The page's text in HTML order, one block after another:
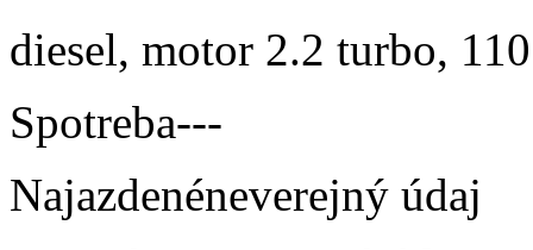
diesel, motor 2.2 turbo,
Spotreba---
Najazdenéneverejný údaj